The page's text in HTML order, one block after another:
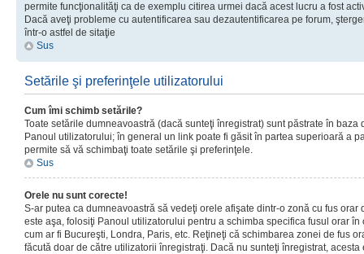
permite funcţionalităţi ca de exemplu citirea urmei dacă acest lucru a fost
Dacă aveţi probleme cu autentificarea sau dezautentificarea pe forum,
într-o astfel de sitaţie
Sus
Setările şi preferinţele utilizatorului
Cum îmi schimb setările?
Toate setările dumneavoastră (dacă sunteţi înregistrat) sunt păstrate în baza
Panoul utilizatorului; în general un link poate fi găsit în partea superioară a
permite să vă schimbaţi toate setările şi preferinţele.
Sus
Orele nu sunt corecte!
S-ar putea ca dumneavoastră să vedeţi orele afişate dintr-o zonă cu fus orar
este aşa, folosiţi Panoul utilizatorului pentru a schimba specifica fusul orar
cum ar fi Bucureşti, Londra, Paris, etc. Reţineţi că schimbarea zonei de fus
făcută doar de către utilizatorii înregistraţi. Dacă nu sunteţi înregistrat, acesta